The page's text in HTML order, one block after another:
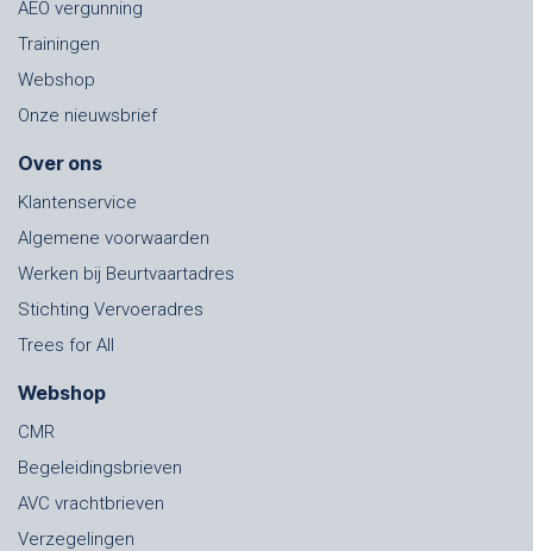
AEO vergunning
Trainingen
Webshop
Onze nieuwsbrief
Over ons
Klantenservice
Algemene voorwaarden
Werken bij Beurtvaartadres
Stichting Vervoeradres
Trees for All
Webshop
CMR
Begeleidingsbrieven
AVC vrachtbrieven
Verzegelingen